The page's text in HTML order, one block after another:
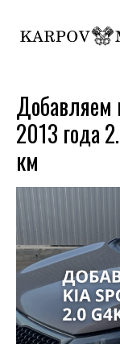
Добавляем
2013 года
км